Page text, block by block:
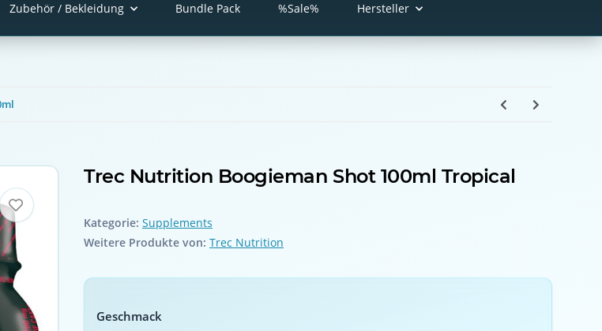
Zubehör / Bekleidung Bundle Pack %Sale% Hersteller
Trec Nutrition Boogieman Shot 100ml Tropical
Kategorie: Supplements
Weitere Produkte von: Trec Nutrition
Geschmack